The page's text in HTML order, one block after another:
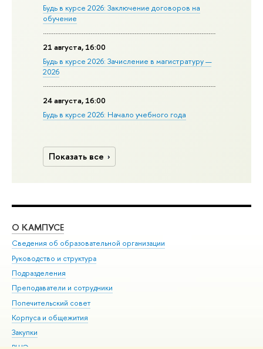
Будь в курсе 2026: Заключение договоров на
обучение
21 августа, 16:00
Будь в курсе 2026: Зачисление в магистратуру —
2026
24 августа, 16:00
Будь в курсе 2026: Начало учебного года
Показать все
О КАМПУСЕ
Сведения об образовательной организации
Руководство и структура
Подразделения
Преподаватели и сотрудники
Попечительский совет
Корпуса и общежития
Закупки